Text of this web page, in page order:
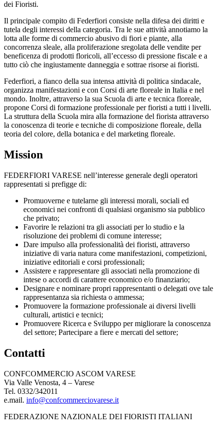
dei Fioristi.
Il principale compito di Federfiori consiste nella difesa dei diritti e
tutela degli interessi della categoria. Tra le sue attività annotiamo la
lotta alle forme di commercio abusivo di fiori e piante, alla
concorrenza sleale, alla proliferazione sregolata delle vendite per
beneficenza di prodotti floricoli, all’eccesso di pressione fiscale e a
tutto ciò che ingiustamente danneggia e sottrae risorse ai fioristi.
Federfiori, a fianco della sua intensa attività di politica sindacale,
organizza manifestazioni e con Corsi di arte floreale in Italia e nel
mondo. Inoltre, attraverso la sua Scuola di arte e tecnica floreale,
propone Corsi di formazione professionale per fioristi a tutti i livelli.
La struttura della Scuola mira alla formazione del fiorista attraverso
la conoscenza di teorie e tecniche di composizione floreale, della
teoria del colore, della botanica e del marketing floreale.
Mission
FEDERFIORI VARESE nell’interesse generale degli operatori
rappresentati si prefigge di:
Promuoverne e tutelarne gli interessi morali, sociali ed
economici nei confronti di qualsiasi organismo sia pubblico
che privato;
Favorire le relazioni tra gli associati per lo studio e la
risoluzione dei problemi di comune interesse;
Dare impulso alla professionalità dei fioristi, attraverso
iniziative di varia natura come manifestazioni, competizioni,
iniziative editoriali e corsi professionali;
Assistere e rappresentare gli associati nella promozione di
intese o accordi di carattere economico e/o finanziario;
Designare e nominare propri rappresentanti o delegati ove tale
rappresentanza sia richiesta o ammessa;
Promuovere la formazione professionale ai diversi livelli
culturali, artistici e tecnici;
Promuovere Ricerca e Sviluppo per migliorare la conoscenza
del settore; Partecipare a fiere e mercati del settore;
Contatti
CONFCOMMERCIO ASCOM VARESE
Via Valle Venosta, 4 – Varese
Tel. 0332/342011
e.mail. info@confcommerciovarese.it
FEDERAZIONE NAZIONALE DEI FIORISTI ITALIANI